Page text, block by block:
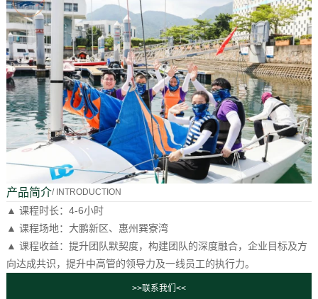
产品简介/ INTRODUCTION
▲ 课程时长：4-6小时
▲ 课程场地：大鹏新区、惠州巽寮湾
▲ 课程收益：提升团队默契度，构建团队的深度融合，企业目标及方
向达成共识，提升中高管的领导力及一线员工的执行力。